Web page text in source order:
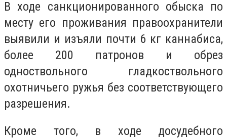
В ходе санкционированного обыска по
месту его проживания правоохранители
выявили и изъяли почти 6 кг каннабиса,
более 200 патронов и обрез
одноствольного гладкоствольного
охотничьего ружья без соответствующего
разрешения.
Кроме того, в ходе досудебного